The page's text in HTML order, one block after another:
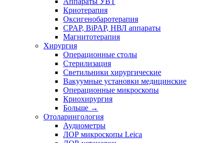
Криотерапия
Оксигенобаротерапия
CPAP, BiPAP, НВЛ аппараты
Магнитотерапия
Хирургия
Операционные столы
Стерилизация
Светильники хирургические
Вакуумные установки медицинские
Операционные микроскопы
Криохирургия
Больше →
Отоларингология
Аудиометры
ЛОР микроскопы Leica